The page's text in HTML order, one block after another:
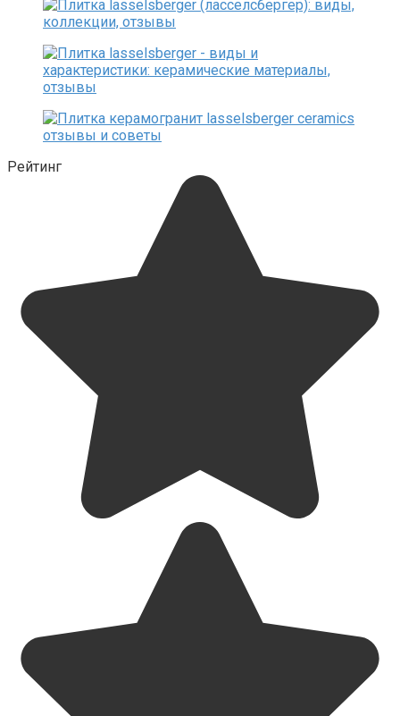
Рейтинг